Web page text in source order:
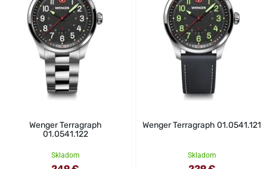
Wenger Terragraph
01.0541.122
Skladom
Wenger Terragraph 01.0541.121
Skladom